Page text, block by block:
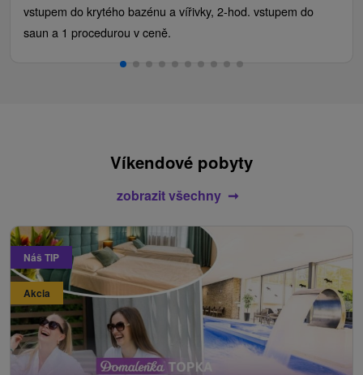
vstupem do krytého bazénu a vířivky, 2-hod. vstupem do
saun a 1 procedurou v ceně.
Víkendové pobyty
zobrazit všechny
Náš TIP
Akcia